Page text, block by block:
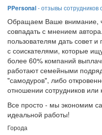
PPersonal- отзывы сотрудников
Обращаем Ваше внимание,
совпадать с мнением
пользователям дать совет
с соискателями, которые
более 60% компаний
работают семейными
"самодуров", либо
отношении сотрудников или
Все просто - мы экономим
идеальной работы!
Города